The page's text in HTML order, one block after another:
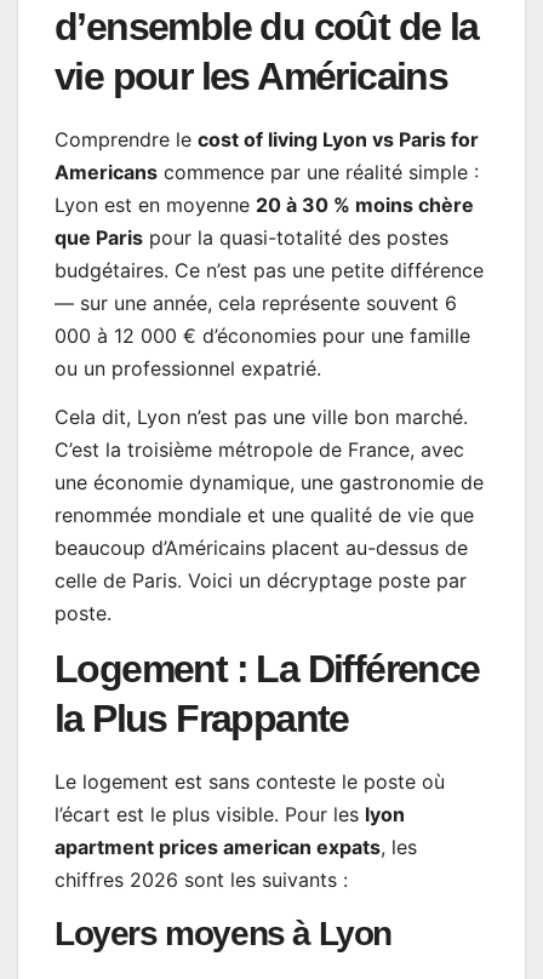
d’ensemble du coût de la
vie pour les Américains
Comprendre le cost of living Lyon vs Paris for
Americans commence par une réalité simple :
Lyon est en moyenne 20 à 30 % moins chère
que Paris pour la quasi-totalité des postes
budgétaires. Ce n’est pas une petite différence
— sur une année, cela représente souvent 6
000 à 12 000 € d’économies pour une famille
ou un professionnel expatrié.
Cela dit, Lyon n’est pas une ville bon marché.
C’est la troisième métropole de France, avec
une économie dynamique, une gastronomie de
renommée mondiale et une qualité de vie que
beaucoup d’Américains placent au-dessus de
celle de Paris. Voici un décryptage poste par
poste.
Logement : La Différence
la Plus Frappante
Le logement est sans conteste le poste où
l’écart est le plus visible. Pour les lyon
apartment prices american expats, les
chiffres 2026 sont les suivants :
Loyers moyens à Lyon